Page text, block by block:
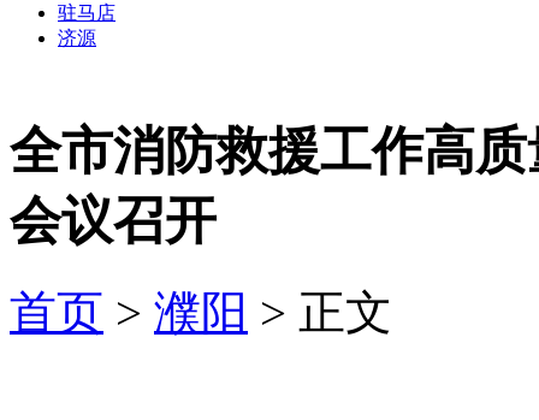
驻马店
济源
全市消防救援工作高
会议召开
首页 > 濮阳 > 正文